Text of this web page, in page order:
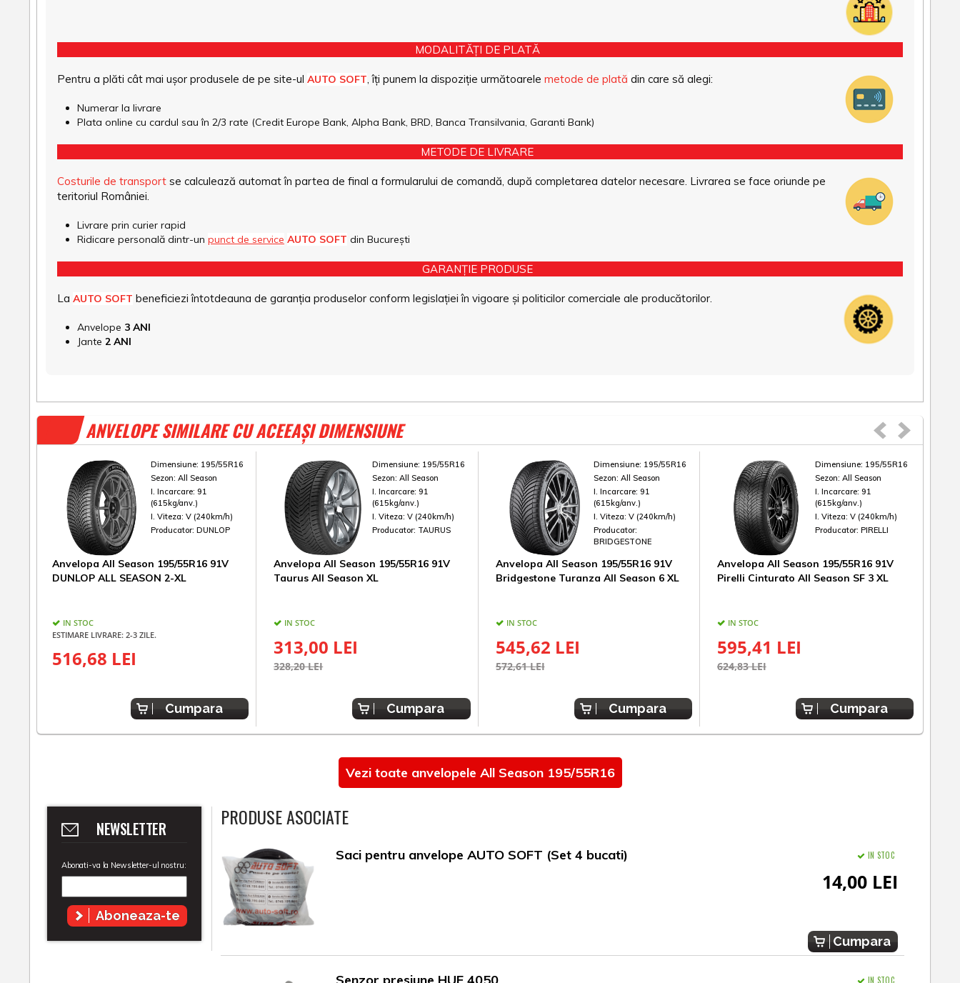
MODALITĂȚI DE PLATĂ
Pentru a plăti cât mai ușor produsele de pe site-ul AUTO SOFT , îți punem la dispoziție următoarele metode de plată din care să alegi:
Numerar la livrare
Plata online cu cardul sau în 2/3 rate (Credit Europe Bank, Alpha Bank, BRD, Banca Transilvania, Garanti Bank)
METODE DE LIVRARE
Costurile de transport se calculează automat în partea de final a formularului de comandă, după completarea datelor necesare. Livrarea se face oriunde pe
teritoriul României.
Livrare prin curier rapid
Ridicare personală dintr-un punct de service AUTO SOFT din București
GARANȚIE PRODUSE
La AUTO SOFT beneficiezi întotdeauna de garanția produselor conform legislației în vigoare și politicilor comerciale ale producătorilor.
Anvelope 3 ANI
Jante 2 ANI
ANVELOPE SIMILARE CU ACEEAȘI DIMENSIUNE
Dimensiune: 195/55R16
Sezon: All Season
I. Incarcare: 91
(615kg/anv.)
I. Viteza: V (240km/h)
Producator: DUNLOP
Anvelopa All Season 195/55R16 91V
DUNLOP ALL SEASON 2-XL
IN STOC
ESTIMARE LIVRARE: 2-3 ZILE.
516,68 LEI
Cumpara
Dimensiune: 195/55R16
Sezon: All Season
I. Incarcare: 91
(615kg/anv.)
I. Viteza: V (240km/h)
Producator: TAURUS
Anvelopa All Season 195/55R16 91V
Taurus All Season XL
IN STOC
313,00 LEI
328,20 LEI
Cumpara
Dimensiune: 195/55R16
Sezon:All Season
I. Incarcare:91
(615kg/anv.)
I. Viteza:V (240km/h)
Producator:
BRIDGESTONE
Anvelopa All Season 195/55R16 91V
Bridgestone Turanza All Season 6 XL
IN STOC
545,62 LEI
572,61 LEI
Cumpara
Dimensiune: 195/55R16
Sezon:All Season
I. Incarcare:91
(615kg/anv.)
I. Viteza:V (240km/h)
Producator:PIRELLI
Anvelopa All Season 195/55R16 91V
Pirelli Cinturato All Season SF 3 XL
IN STOC
595,41 LEI
624,83 LEI
Cumpara
Vezi toate anvelopele All Season 195/55R16
NEWSLETTER
Abonati-va la Newsletter-ul nostru:
Aboneaza-te
PRODUSE ASOCIATE
Saci pentru anvelope AUTO SOFT (Set 4 bucati) IN STOC
14,00 LEI
Cumpara
Senzor presiune HUF 4050 IN STOC